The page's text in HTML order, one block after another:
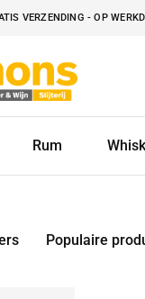
VERZENDING - OP
Rum
Populaire